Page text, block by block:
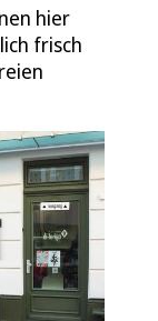
hier
frisch